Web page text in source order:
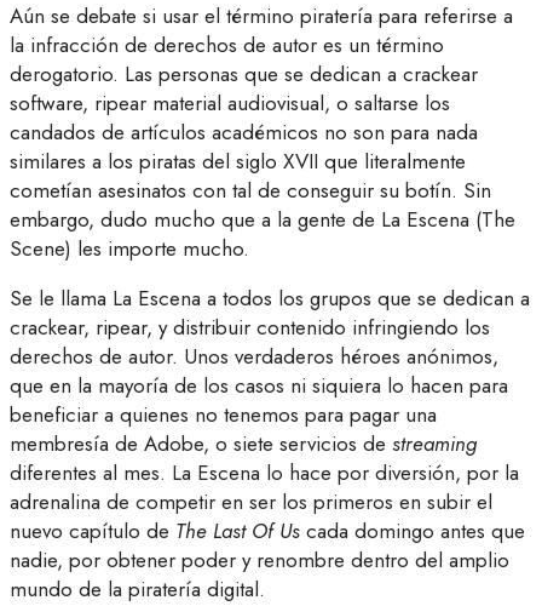
Aún se debate si usar el término piratería para referirse a
la infracción de derechos de autor es un término
derogatorio. Las personas que se dedican a crackear
software, ripear material audiovisual, o saltarse los
candados de artículos académicos no son para nada
similares a los piratas del siglo XVII que literalmente
cometían asesinatos con tal de conseguir su botín. Sin
embargo, dudo mucho que a la gente de La Escena (The
Scene) les importe mucho.
Se le llama La Escena a todos los grupos que se dedican a
crackear, ripear, y distribuir contenido infringiendo los
derechos de autor. Unos verdaderos héroes anónimos,
que en la mayoría de los casos ni siquiera lo hacen para
beneficiar a quienes no tenemos para pagar una
membresía de Adobe, o siete servicios de streaming
diferentes al mes. La Escena lo hace por diversión, por la
adrenalina de competir en ser los primeros en subir el
nuevo capítulo de The Last Of Us cada domingo antes que
nadie, por obtener poder y renombre dentro del amplio
mundo de la piratería digital.